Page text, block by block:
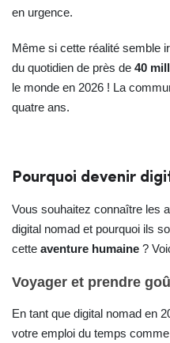
en urgence.
Même si cette réalité semble
du quotidien de près de 40
le monde en 2026 ! La
quatre ans.
Pourquoi devenir
Vous souhaitez connaître les
digital nomad et pourquoi ils
cette aventure humaine ?
Voyager et prendre
En tant que digital nomad en
votre emploi du temps